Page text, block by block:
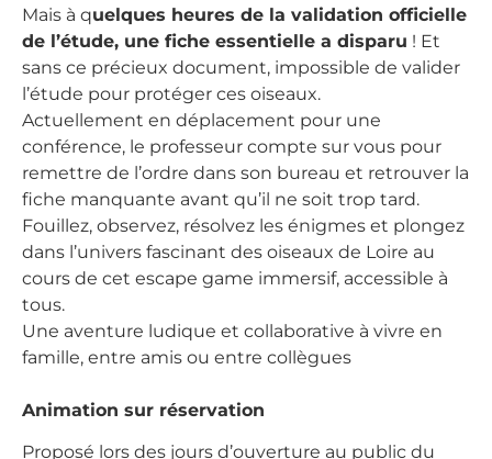
Mais à quelques heures de la validation officielle
de l’étude, une fiche essentielle a disparu ! Et
sans ce précieux document, impossible de valider
l’étude pour protéger ces oiseaux.
Actuellement en déplacement pour une
conférence, le professeur compte sur vous pour
remettre de l’ordre dans son bureau et retrouver la
fiche manquante avant qu’il ne soit trop tard.
Fouillez, observez, résolvez les énigmes et plongez
dans l’univers fascinant des oiseaux de Loire au
cours de cet escape game immersif, accessible à
tous.
Une aventure ludique et collaborative à vivre en
famille, entre amis ou entre collègues
Animation sur réservation
Proposé lors des jours d’ouverture au public du